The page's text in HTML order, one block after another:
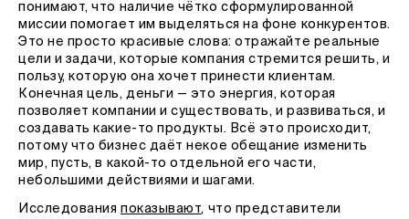
понимают, что наличие чётко сформулированной
миссии помогает им выделяться на фоне конкурентов.
Это не просто красивые слова: отражайте реальные
цели и задачи, которые компания стремится решить, и
пользу, которую она хочет принести клиентам.
Конечная цель, деньги — это энергия, которая
позволяет компании и существовать, и развиваться, и
создавать какие-то продукты. Всё это происходит,
потому что бизнес даёт некое обещание изменить
мир, пусть, в какой-то отдельной его части,
небольшими действиями и шагами.
Исследованияпоказывают, что представители